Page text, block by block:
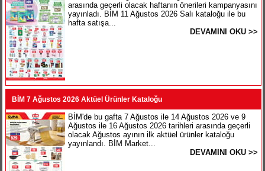
arasında geçerli olacak haftanın önerileri kampanyasını
yayınladı. BİM 11 Ağustos 2026 Salı kataloğu ile bu
hafta satışa...
DEVAMINI OKU >>
BİM 7 Ağustos 2026 Aktüel Ürünler Kataloğu
BİM'de bu gafta 7 Ağustos ile 14 Ağustos 2026 ve 9
Ağustos ile 16 Ağustos 2026 tarihleri arasında geçerli
olacak Ağustos ayının ilk aktüel ürünler kataloğu
yayınlandı. BİM Market...
DEVAMINI OKU >>